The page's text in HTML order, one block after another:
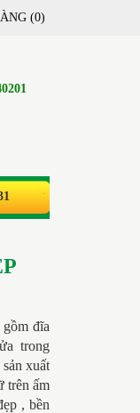
(0)
đĩa
trong
xuất
trên ấm
, bền